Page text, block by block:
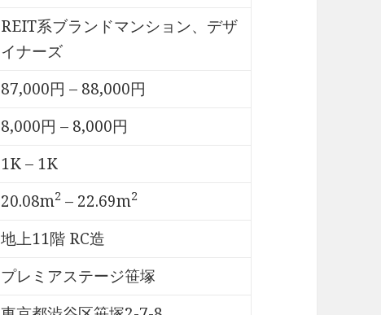
REIT系ブランドマンション、デザ
イナーズ
87,000円 – 88,000円
8,000円 – 8,000円
1K – 1K
20.08m2 – 22.69m2
地上11階 RC造
プレミアステージ笹塚